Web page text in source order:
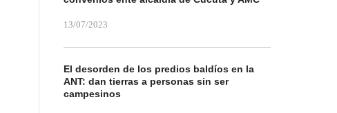
13/07/2023
El desorden de los predios baldíos en la
ANT: dan tierras a personas sin ser
campesinos